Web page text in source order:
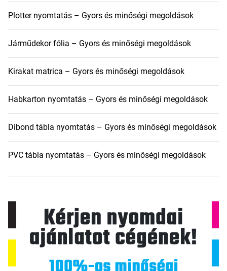
Plotter nyomtatás – Gyors és minőségi megoldások
Járműdekor fólia – Gyors és minőségi megoldások
Kirakat matrica – Gyors és minőségi megoldások
Habkarton nyomtatás – Gyors és minőségi megoldások
Dibond tábla nyomtatás – Gyors és minőségi megoldások
PVC tábla nyomtatás – Gyors és minőségi megoldások